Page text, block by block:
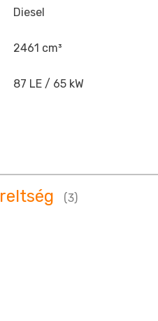
Diesel
2461 cm³
87 LE / 65 kW
(3)